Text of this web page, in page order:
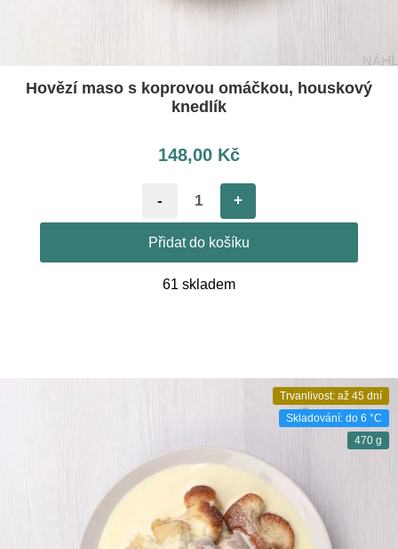
Hovězí maso s koprovou omáčkou, houskový
knedlík
148,00 Kč
- +
Přidat do košíku
61 skladem
Trvanlivost: až 45 dní
Skladování: do 6 °C
470 g